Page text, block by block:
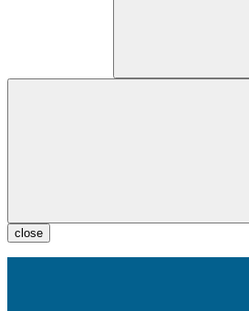
close